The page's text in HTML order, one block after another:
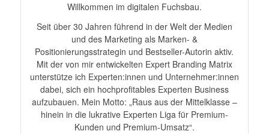
Willkommen im digitalen Fuchsbau.
Seit über 30 Jahren führend in der Welt der Medien
und des Marketing als Marken- &
Positionierungsstrategin und Bestseller-Autorin aktiv.
Mit der von mir entwickelten Expert Branding Matrix
unterstütze ich Experten:innen und Unternehmer:innen
dabei, sich ein hochprofitables Experten Business
aufzubauen. Mein Motto: „Raus aus der Mittelklasse –
hinein in die lukrative Experten Liga für Premium-
Kunden und Premium-Umsatz“.